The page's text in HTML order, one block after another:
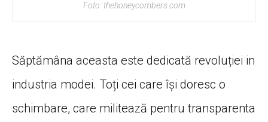
Foto: thehoneycombers.com
Săptămâna aceasta este dedicată revoluției in
industria modei. Toți cei care își doresc o
schimbare, care militează pentru transparenta